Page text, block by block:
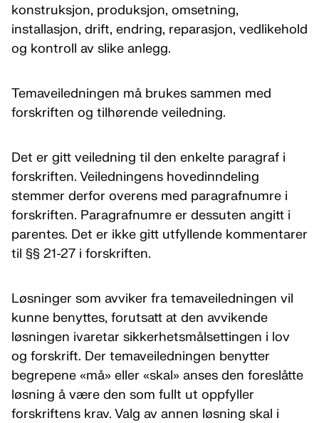
konstruksjon, produksjon, omsetning,
installasjon, drift, endring, reparasjon, vedlikehold
og kontroll av slike anlegg.
Temaveiledningen må brukes sammen med
forskriften og tilhørende veiledning.
Det er gitt veiledning til den enkelte paragraf i
forskriften. Veiledningens hovedinndeling
stemmer derfor overens med paragrafnumre i
forskriften. Paragrafnumre er dessuten angitt i
parentes. Det er ikke gitt utfyllende kommentarer
til §§ 21-27 i forskriften.
Løsninger som avviker fra temaveiledningen vil
kunne benyttes, forutsatt at den avvikende
løsningen ivaretar sikkerhetsmålsettingen i lov
og forskrift. Der temaveiledningen benytter
begrepene «må» eller «skal» anses den foreslåtte
løsning å være den som fullt ut oppfyller
forskriftens krav. Valg av annen løsning skal i